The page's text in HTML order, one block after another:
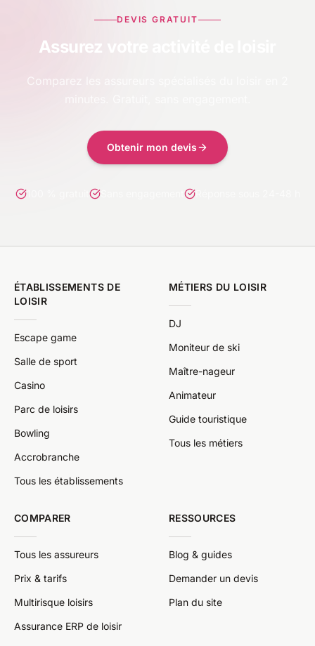
DEVIS GRATUIT
Assurez votre activité de loisir
Comparez les assureurs spécialisés du loisir en 2
Obtenir mon devis
100 % gratuit Sans engagement Réponse sous 24-48 h
ÉTABLISSEMENTS DE
LOISIR
Escape game
Salle de sport
Casino
Parc de loisirs
Bowling
Accrobranche
Tous les établissements
MÉTIERS DU LOISIR
DJ
Moniteur de ski
Maître-nageur
Animateur
Guide touristique
Tous les métiers
COMPARER
Tous les assureurs
Prix & tarifs
Multirisque loisirs
Assurance ERP de loisir
RESSOURCES
Blog & guides
Demander un devis
Plan du site